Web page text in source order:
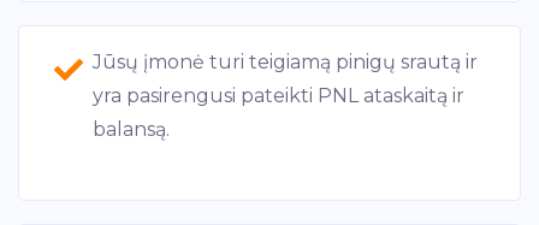
Jūsų įmonė turi teigiamą pinigų srautą ir
yra pasirengusi pateikti PNL ataskaitą ir
balansą.